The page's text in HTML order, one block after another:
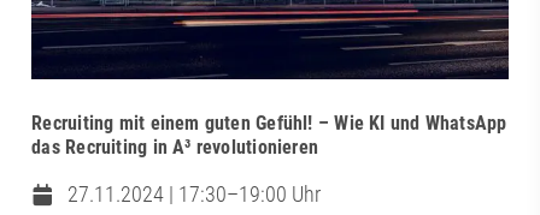
Recruiting mit einem guten Gefühl! – Wie KI und WhatsApp
das Recruiting in A³ revolutionieren
27.11.2024 | 17:30–19:00 Uhr